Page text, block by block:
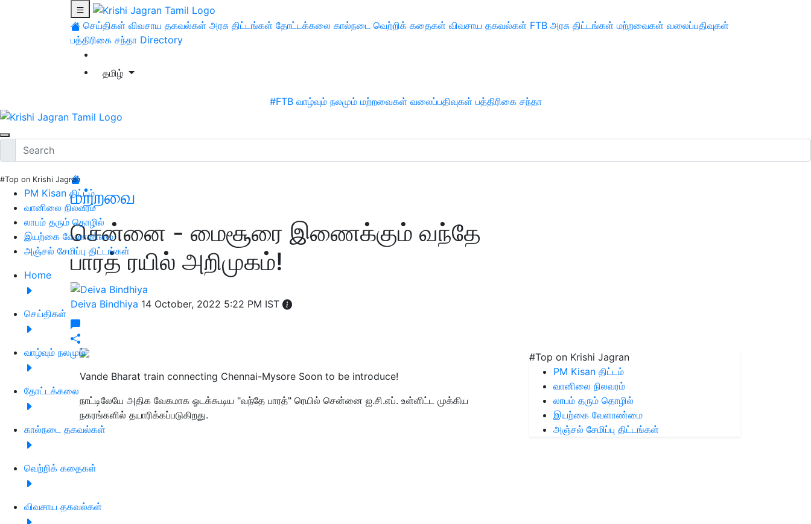
செய்திகள் விவசாய தகவல்கள் அரசு திட்டங்கள் தோட்டக்கலை கால்நடை வெற்றிக் கதைகள் விவசாய தகவல்கள் FTB அரசு திட்டங்கள் மற்றவைகள் வலைப்பதிவுகள்
பத்திரிகை சந்தா Directory
தமிழ்
#FTB வாழ்வும் நலமும் மற்றவைகள் வலைப்பதிவுகள் பத்திரிகை சந்தா
#Top on Krishi Jagran
PM Kisan திட்டம்
வானிலை நிலவரம்
லாபம் தரும் தொழில்
இயற்கை வேளாண்மை
அஞ்சல் சேமிப்பு திட்டங்கள்
Home
செய்திகள்
வாழ்வும் நலமும்
தோட்டக்கலை
கால்நடை தகவல்கள்
வெற்றிக் கதைகள்
விவசாய தகவல்கள்
மற்றவை
சென்னை - மைசூரை இணைக்கும் வந்தே
பாரத் ரயில் அறிமுகம்!
Deiva Bindhiya 14 October, 2022 5:22 PM IST
Vande Bharat train connecting Chennai-Mysore Soon to be introduce!
நாட்டிலேயே அதிக வேகமாக ஓடக்கூடிய "வந்தே பாரத்" ரெயில் சென்னை ஐ.சி.எப். உள்ளிட்ட முக்கிய
நகரங்களில் தயாரிக்கப்படுகிறது.
#Top on Krishi Jagran
PM Kisan திட்டம்
வானிலை நிலவரம்
லாபம் தரும் தொழில்
இயற்கை வேளாண்மை
அஞ்சல் சேமிப்பு திட்டங்கள்